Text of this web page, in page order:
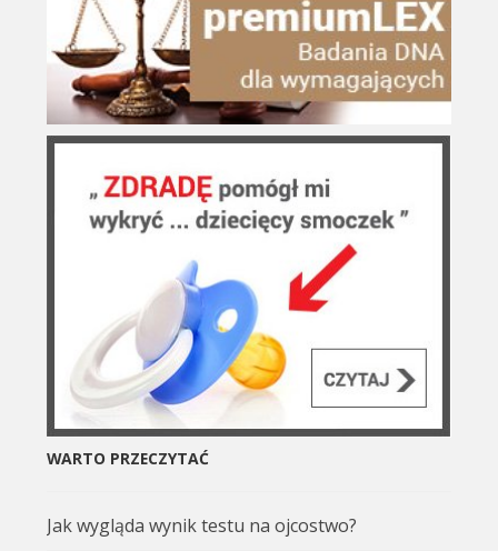
WARTO PRZECZYTAĆ
Jak wygląda wynik testu na ojcostwo?